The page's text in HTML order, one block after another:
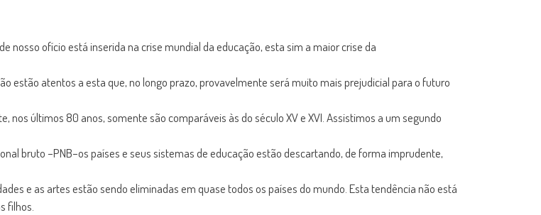
nosso ofício está inserida na crise mundial da educação, esta sim a maior crise da
estão atentos a esta que, no longo prazo, provavelmente será muito mais prejudicial para o futuro
nos últimos 80 anos, somente são comparáveis às do século XV e XVI. Assistimos a um segundo
bruto –PNB–os países e seus sistemas de educação estão descartando, de forma imprudente,
e as artes estão sendo eliminadas em quase todos os países do mundo. Esta tendência não está
filhos.